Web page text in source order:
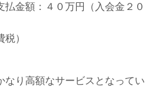
払金額：４０万円（入会金２０
）
なり高額なサービスとなってい